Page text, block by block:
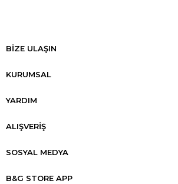
BİZE ULAŞIN
KURUMSAL
YARDIM
ALIŞVERİŞ
SOSYAL MEDYA
B&G STORE APP